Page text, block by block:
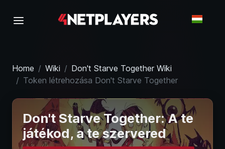
Home Wiki
Don't Starve Together Wiki
Token létrehozása Don't Starve Together
Don't Starve Together: A te
játékod, a te szervered